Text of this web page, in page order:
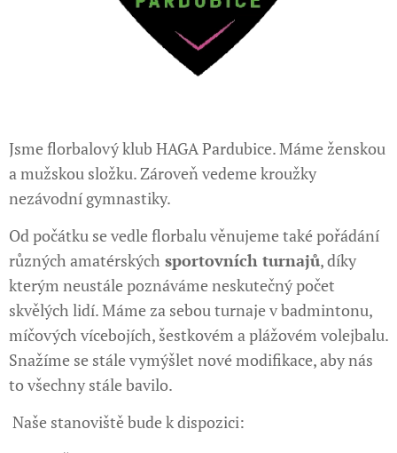
Jsme florbalový klub HAGA Pardubice. Máme ženskou
a mužskou složku. Zároveň vedeme kroužky
nezávodní gymnastiky.
Od počátku se vedle florbalu věnujeme také pořádání
různých amatérských sportovních turnajů, díky
kterým neustále poznáváme neskutečný počet
skvělých lidí. Máme za sebou turnaje v badmintonu,
míčových vícebojích, šestkovém a plážovém volejbalu.
Snažíme se stále vymýšlet nové modifikace, aby nás
to všechny stále bavilo.
Naše stanoviště bude k dispozici: